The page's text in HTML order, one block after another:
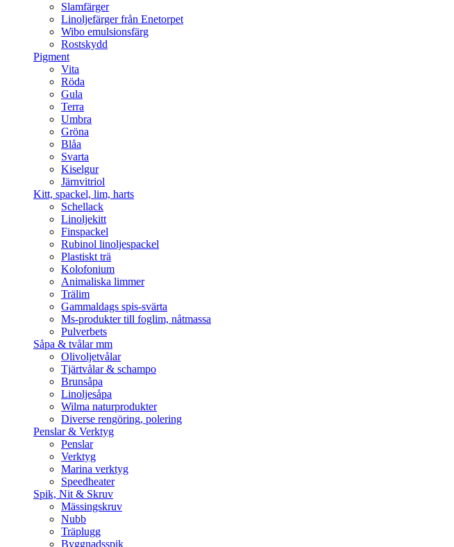
Slamfärger
Linoljefärger från Enetorpet
Wibo emulsionsfärg
Rostskydd
Pigment
Vita
Röda
Gula
Terra
Umbra
Gröna
Blåa
Svarta
Kiselgur
Järnvitriol
Kitt, spackel, lim, harts
Schellack
Linoljekitt
Finspackel
Rubinol linoljespackel
Plastiskt trä
Kolofonium
Animaliska limmer
Trälim
Gammaldags spis-svärta
Ms-produkter till foglim, nåtmassa
Pulverbets
Såpa & tvålar mm
Olivoljetvålar
Tjärtvålar & schampo
Brunsåpa
Linoljesåpa
Wilma naturprodukter
Diverse rengöring, polering
Penslar & Verktyg
Penslar
Verktyg
Marina verktyg
Speedheater
Spik, Nit & Skruv
Mässingskruv
Nubb
Träplugg
Byggnadsspik